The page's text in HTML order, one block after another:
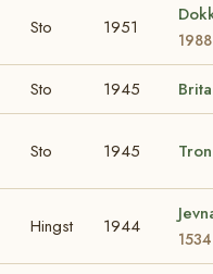
Sto 1951
Sto 1945
Sto 1945
Hingst 1944